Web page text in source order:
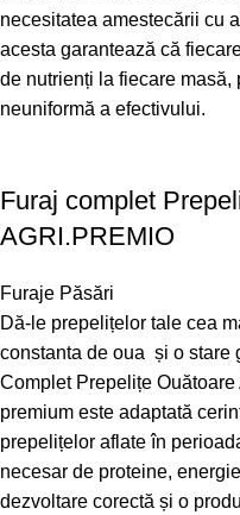
necesitatea amestecării cu
acesta garantează că
de nutrienți la fiecare
neuniformă a efectivului.
Furaj complet
AGRI.PREMIO
Furaje Păsări
Dă-le prepelițelor tale cea
constanta de oua și o stare
Complet Prepelițe
premium este adaptată
prepelițelor aflate în
necesar de proteine,
dezvoltare corectă și o